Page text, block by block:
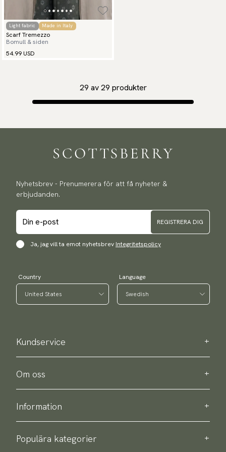
Light fabric Made in Italy
Scarf Tremezzo
Bomull & siden
54.99 USD
29 av 29 produkter
Nyhetsbrev - Prenumerera för att få nyheter &
erbjudanden.
REGISTRERA DIG
Ja, jag vill ta emot nyhetsbrev Integritetspolicy
Country Language
Kundservice
Kontakta oss
Köpinformation
Om oss
Om Scottsberry
Hållbarhet
Integritetspolicy
Om våra produkter
Information
Leverans
Retur & byte
Populära kategorier